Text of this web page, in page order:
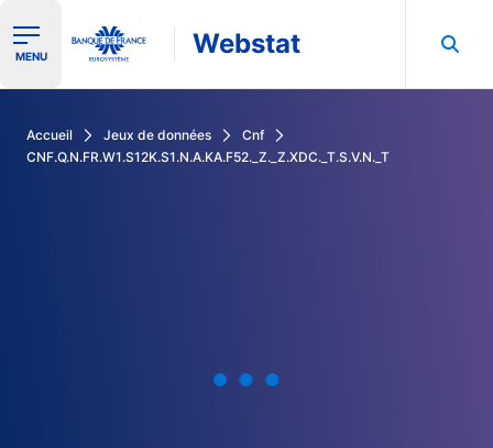
Ouvrir le menu de navigation
MENU Webstat
Accueil Jeux de données
Cnf
CNF.Q.N.FR.W1.S12K.S1.N.A.KA.F52._Z._Z.XDC._T.S.V.N._T